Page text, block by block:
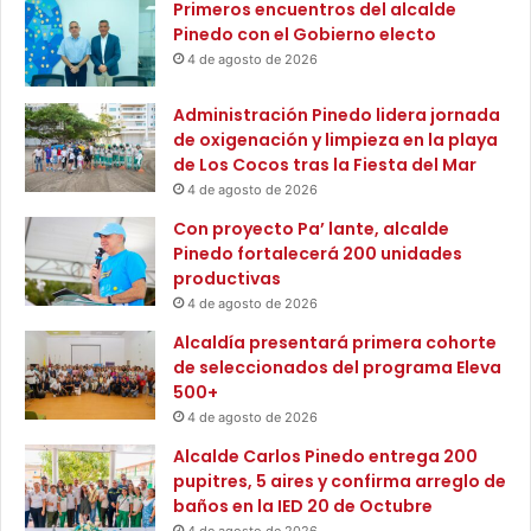
agrícolas y abrir la posibilidad de convertirlos en
biocombustible.
Las doctoras y jóvenes investigadora de esta Institución
tuvieron la oportunidad de compartir los avances y
resultados de investigaciones en áreas como ciencias
estudios sociales, destacando una vez más el aporte que
realiza la Universidad del Magdalena al ecosistema
nacional de Ciencia, Tecnología e Innovación.
La ingeniera ambiental y sanitaria Sheimy Lozano
Bustamante, joven investigadora Orquídea 2025 y
miembro del Grupo GIMSA de la Universidad, aseguró que
“uno de los mayores aprendizajes es conocer mujeres de
todos los campos de la ciencia y reconocer que somos
capaces de liderar proyectos de gran importancia y
o
e
o
s
a
a
v
é
s
d
e
C
a
a
s
C
ó
n
d
e
1
5
2
3
a
s
p
a
n
s
Primeros encuentros del alcalde
Pinedo con el Gobierno electo
4 de agosto de 2026
Administración Pinedo lidera jornada
de oxigenación y limpieza en la playa
de Los Cocos tras la Fiesta del Mar
4 de agosto de 2026
Con proyecto Pa’ lante, alcalde
Pinedo fortalecerá 200 unidades
productivas
4 de agosto de 2026
Alcaldía presentará primera cohorte
de seleccionados del programa Eleva
500+
4 de agosto de 2026
Alcalde Carlos Pinedo entrega 200
pupitres, 5 aires y confirma arreglo de
baños en la IED 20 de Octubre